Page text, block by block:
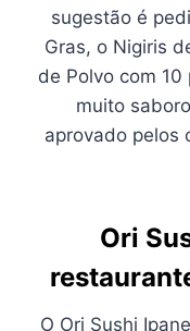
sugestão é
Gras, o Nigiris
de Polvo com
muito
aprovado pelos
Ori
O Ori Sushi